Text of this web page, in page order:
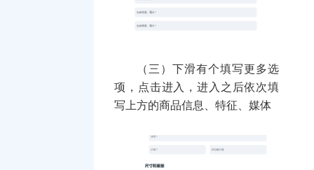
（三）下滑有个填写更多选
项，点击进入，进入之后依次填
写上方的商品信息、特征、媒体